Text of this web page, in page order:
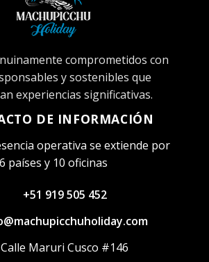
comprometidos con
y sostenibles que
experiencias significativas.
DE INFORMACIÓN
operativa se extiende por
6 países y 10 oficinas
+51 919 505 452
Calle Maruri Cusco #146